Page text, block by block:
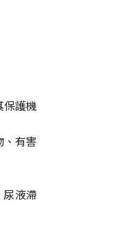
保護機
、有害
液滯